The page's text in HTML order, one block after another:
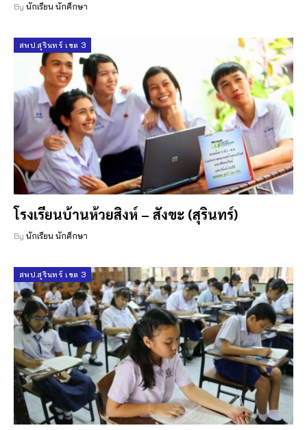
By นักเรียน นักศึกษา
สพป.สุรินทร์ เขต 3
โรงเรียนบ้านห้วยสิงห์ – สังขะ (สุรินทร์)
By นักเรียน นักศึกษา
สพป.สุรินทร์ เขต 3